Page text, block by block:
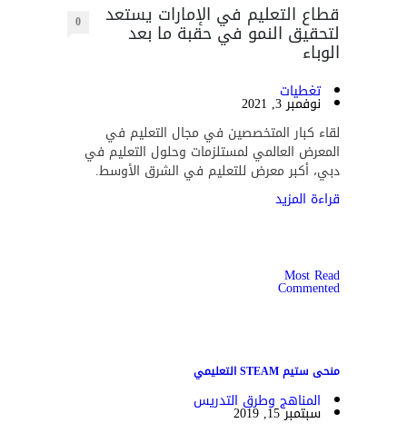
قطاع التعليم في الإمارات يستعد
لتحقيق النمو في حقبة ما بعد
الوباء
0
تغطيات
نوفمبر 3, 2021
لقاء كبار المتخصصين في مجال التعليم في
المعرض العالمي لمستلزمات وحلول التعليم في
دبي، أكبر معرض للتعليم في الشرق الأوسط.
قراءة المزيد
Most Read
Commented
منحى ستيم STEAM التعليمي
المناهج وطرق التدريس
سبتمبر 15, 2019